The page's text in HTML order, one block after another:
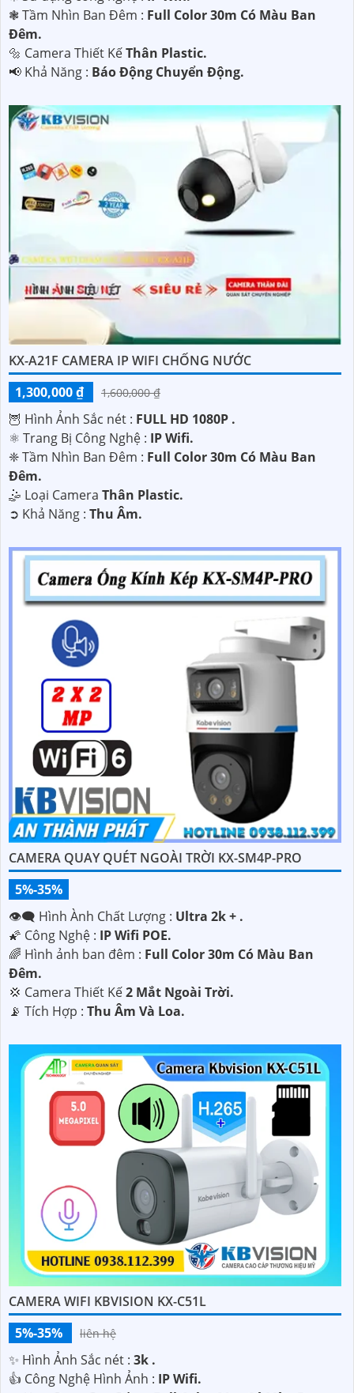
❃ Tầm Nhìn Ban Đêm : Full Color 30m Có Màu Ban
Ðêm.
🔩 Camera Thiết KếThân Plastic.
️📢 Khả Năng : Báo Động Chuyển Động.
KX-A21F CAMERA IP WIFI CHỐNG NƯỚC
1,300,000 ₫
1,600,000 ₫
🦉 Hình Ảnh Sắc nét : FULL HD 1080P .
⚛️ Trang Bị Công Nghệ : IP Wifi.
❈ Tầm Nhìn Ban Đêm : Full Color 30m Có Màu Ban
Ðêm.
🤹 Loại Camera Thân Plastic.
️➲ Khả Năng : Thu Âm.
CAMERA QUAY QUÉT NGOÀI TRỜI KX-SM4P-PRO
5%-35%
👁️‍🗨 Hình Ành Chất Lượng : Ultra 2k + .
🌠 Công Nghệ : IP Wifi POE.
🌈 Hình ảnh ban đêm : Full Color 30m Có Màu Ban
Ðêm.
💢 Camera Thiết Kế2 Mắt Ngoài Trời.
️📡 Tích Hợp : Thu Âm Và Loa.
CAMERA WIFI KBVISION KX-C51L
5%-35%
liên hệ
✨ Hình Ảnh Sắc nét : 3k .
👍 Công Nghệ Hình Ảnh : IP Wifi.